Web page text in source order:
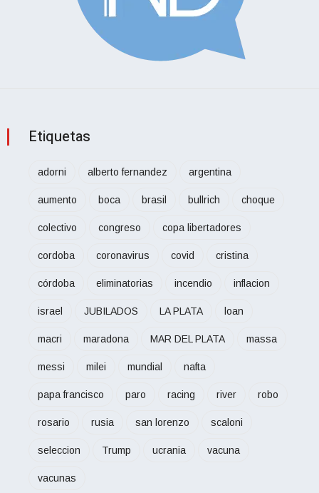
Etiquetas
adorni alberto fernandez argentina
aumento boca brasil bullrich choque
colectivo congreso copa libertadores
cordoba coronavirus covid cristina
córdoba eliminatorias incendio inflacion
israel JUBILADOS LA PLATA loan
macri maradona MAR DEL PLATA massa
messi milei mundial nafta
papa francisco paro racing river robo
rosario rusia san lorenzo scaloni
seleccion Trump ucrania vacuna
vacunas